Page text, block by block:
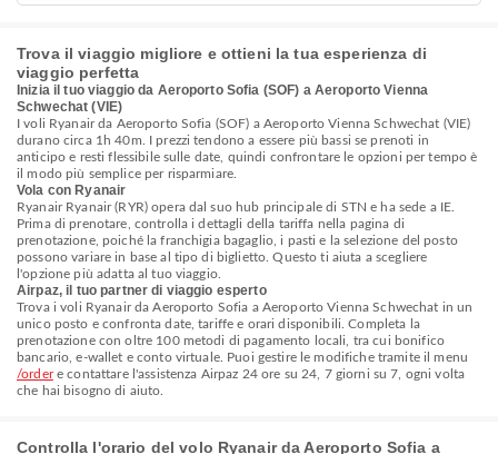
Trova il viaggio migliore e ottieni la tua esperienza di
viaggio perfetta
Inizia il tuo viaggio da Aeroporto Sofia (SOF) a Aeroporto Vienna
Schwechat (VIE)
I voli Ryanair da Aeroporto Sofia (SOF) a Aeroporto Vienna Schwechat (VIE)
durano circa 1h 40m. I prezzi tendono a essere più bassi se prenoti in
anticipo e resti flessibile sulle date, quindi confrontare le opzioni per tempo è
il modo più semplice per risparmiare.
Vola con Ryanair
Ryanair Ryanair (RYR) opera dal suo hub principale di STN e ha sede a IE.
Prima di prenotare, controlla i dettagli della tariffa nella pagina di
prenotazione, poiché la franchigia bagaglio, i pasti e la selezione del posto
possono variare in base al tipo di biglietto. Questo ti aiuta a scegliere
l'opzione più adatta al tuo viaggio.
Airpaz, il tuo partner di viaggio esperto
Trova i voli Ryanair da Aeroporto Sofia a Aeroporto Vienna Schwechat in un
unico posto e confronta date, tariffe e orari disponibili. Completa la
prenotazione con oltre 100 metodi di pagamento locali, tra cui bonifico
bancario, e-wallet e conto virtuale. Puoi gestire le modifiche tramite il menu
/ordere contattare l'assistenza Airpaz 24 ore su 24, 7 giorni su 7, ogni volta
che hai bisogno di aiuto.
Controlla l'orario del volo Ryanair da Aeroporto Sofia a